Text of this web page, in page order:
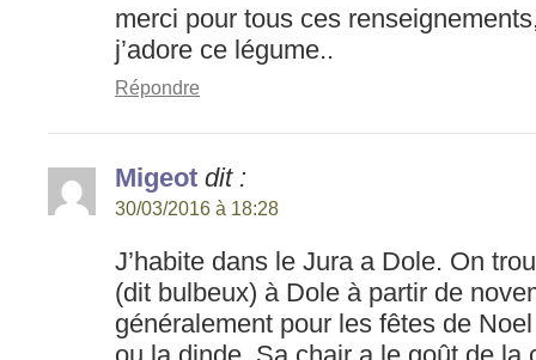
merci pour tous ces
j’adore ce légume..
Répondre
Migeot dit :
30/03/2016 à 18:28
J’habite dans le Jura a Dole. On
(dit bulbeux) à Dole à partir de
généralement pour les fêtes de